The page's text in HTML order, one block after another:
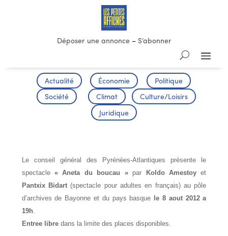
Déposer une annonce– S’abonner
Actualité Économie Politique
Société Climat Culture/Loisirs
Juridique
Le conseil général des Pyrénées-Atlantiques présente le
spectacle « Aneta du boucau »par Koldo Amestoy et
Pantxix Bidart(spectacle pour adultes en français) au pôle
d’archives de Bayonne et du pays basque le 8 aout 2012 a
19h
Entree libredans la limite des places disponibles.